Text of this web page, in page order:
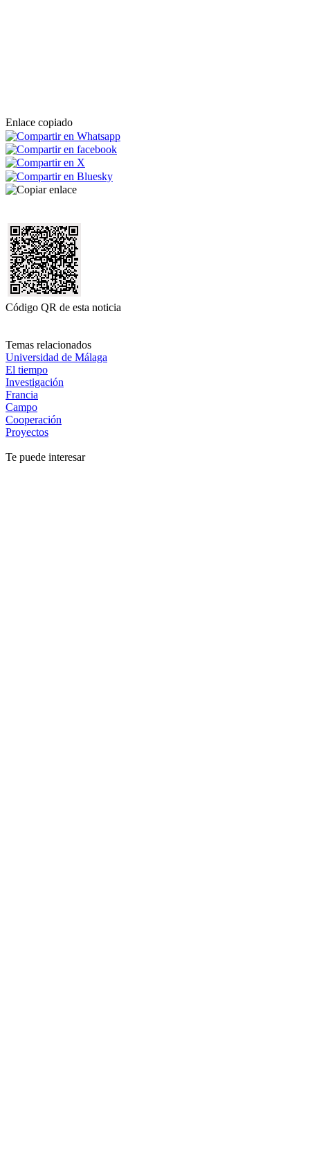
Enlace copiado
Código QR de esta noticia
Temas relacionados
Universidad de Málaga
El tiempo
Investigación
Francia
Campo
Cooperación
Proyectos
Te puede interesar